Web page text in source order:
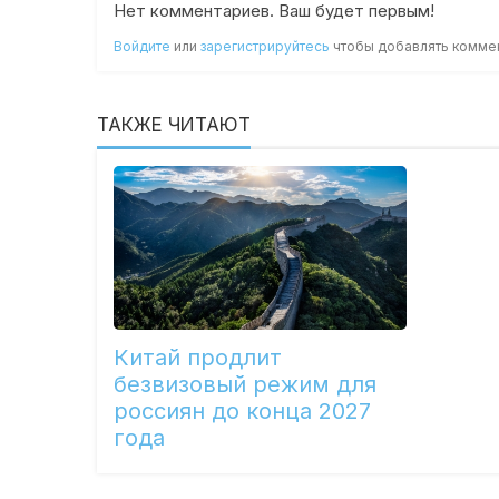
Нет комментариев. Ваш будет первым!
Войдите илизарегистрируйтесь чтобы добавлять
ТАКЖЕ ЧИТАЮТ
Китай продлит
безвизовый режим для
россиян до конца 2027
года